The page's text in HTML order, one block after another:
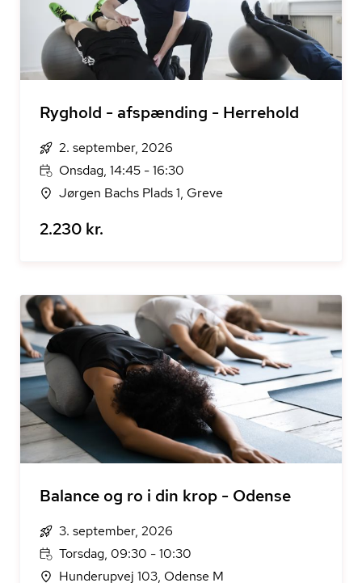
Ryghold - afspænding - Herrehold
2. september, 2026
Onsdag, 14:45 - 16:30
Jørgen Bachs Plads 1, Greve
2.230 kr.
Balance og ro i din krop - Odense
3. september, 2026
Torsdag, 09:30 - 10:30
Hunderupvej 103, Odense M